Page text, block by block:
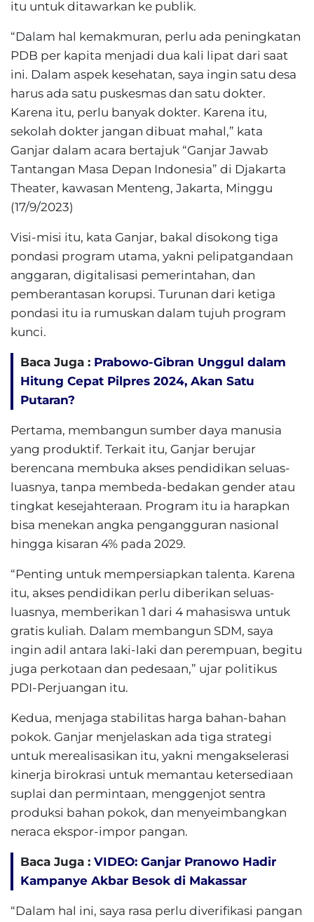
itu untuk ditawarkan ke publik.
“Dalam hal kemakmuran, perlu ada peningkatan
PDB per kapita menjadi dua kali lipat dari saat
ini. Dalam aspek kesehatan, saya ingin satu desa
harus ada satu puskesmas dan satu dokter.
Karena itu, perlu banyak dokter. Karena itu,
sekolah dokter jangan dibuat mahal,” kata
Ganjar dalam acara bertajuk “Ganjar Jawab
Tantangan Masa Depan Indonesia” di Djakarta
Theater, kawasan Menteng, Jakarta, Minggu
(17/9/2023)
Visi-misi itu, kata Ganjar, bakal disokong tiga
pondasi program utama, yakni pelipatgandaan
anggaran, digitalisasi pemerintahan, dan
pemberantasan korupsi. Turunan dari ketiga
pondasi itu ia rumuskan dalam tujuh program
kunci.
Baca Juga : Prabowo-Gibran Unggul dalam
Hitung Cepat Pilpres 2024, Akan Satu
Putaran?
Pertama, membangun sumber daya manusia
yang produktif. Terkait itu, Ganjar berujar
berencana membuka akses pendidikan seluas-
luasnya, tanpa membeda-bedakan gender atau
tingkat kesejahteraan. Program itu ia harapkan
bisa menekan angka pengangguran nasional
hingga kisaran 4% pada 2029.
“Penting untuk mempersiapkan talenta. Karena
itu, akses pendidikan perlu diberikan seluas-
luasnya, memberikan 1 dari 4 mahasiswa untuk
gratis kuliah. Dalam membangun SDM, saya
ingin adil antara laki-laki dan perempuan, begitu
juga perkotaan dan pedesaan,” ujar politikus
PDI-Perjuangan itu.
Kedua, menjaga stabilitas harga bahan-bahan
pokok. Ganjar menjelaskan ada tiga strategi
untuk merealisasikan itu, yakni mengakselerasi
kinerja birokrasi untuk memantau ketersediaan
suplai dan permintaan, menggenjot sentra
produksi bahan pokok, dan menyeimbangkan
neraca ekspor-impor pangan.
Baca Juga : VIDEO: Ganjar Pranowo Hadir
Kampanye Akbar Besok di Makassar
“Dalam hal ini, saya rasa perlu diverifikasi pangan